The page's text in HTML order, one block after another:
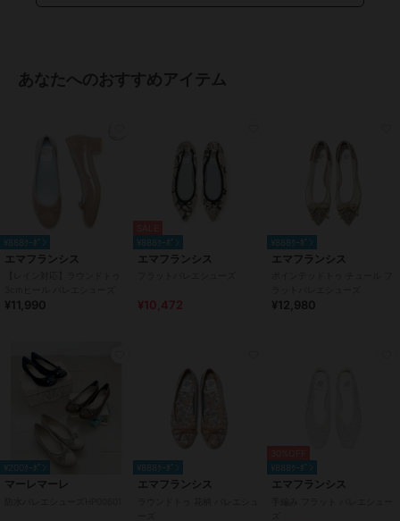
ー、グレー、ライトブルー、ピン
クゴールド、ピンクベージュ、ブ
7サイズ展開
商品のお取り扱い方法
特徴
シューズ
原産国
あなたへのおすすめアイテム
¥888ｸｰﾎﾟﾝ
エマフランシス
¥11,990
¥888ｸｰﾎﾟﾝ
エマフランシス
¥10,472
¥888ｸｰﾎﾟﾝ
エマフランシス
¥12,980
¥200ｸｰﾎﾟﾝ
マーレマーレ
¥888ｸｰﾎﾟﾝ
エマフランシス
¥888ｸｰﾎﾟﾝ
エマフランシス